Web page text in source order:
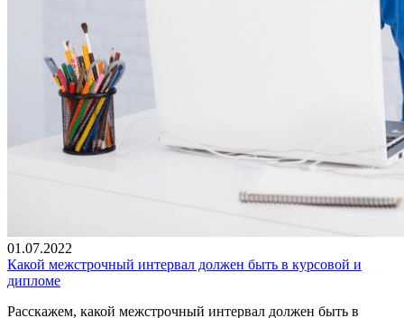
01.07.2022
Какой межстрочный интервал должен быть в курсовой и
дипломе
Расскажем, какой межстрочный интервал должен быть в